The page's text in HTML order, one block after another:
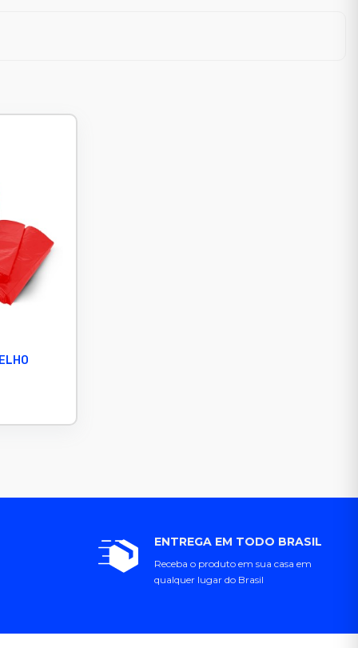
ENTREGA EM TODO BRASIL
Receba o produto em sua casa em
qualquer lugar do Brasil